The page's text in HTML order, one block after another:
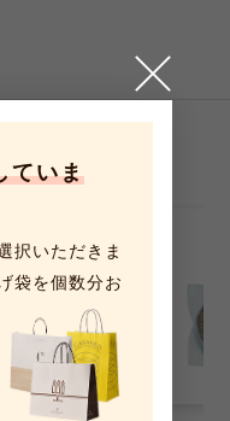
ていま
択いただきま
袋を個数分お